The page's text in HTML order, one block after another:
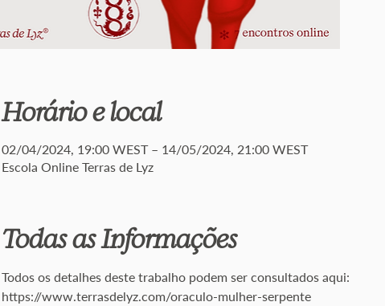
Horário e local
02/04/2024, 19:00 WEST – 14/05/2024, 21:00 WEST
Escola Online Terras de Lyz
Todas as Informações
Todos os detalhes deste trabalho podem ser consultados aqui:
https://www.terrasdelyz.com/oraculo-mulher-serpente